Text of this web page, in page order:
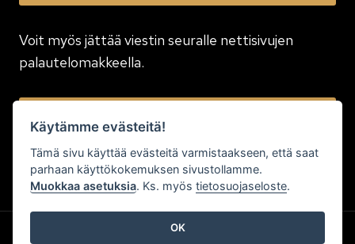
Voit myös jättää viestin seuralle nettisivujen
palautelomakkeella.
Käytämme evästeitä!
Tämä sivu käyttää evästeitä varmistaakseen, että saat
parhaan käyttökokemuksen sivustollamme.
Muokkaa asetuksia. Ks. myöstietosuojaseloste.
OK